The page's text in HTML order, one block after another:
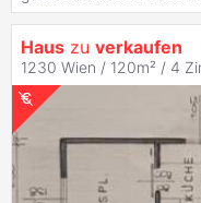
Haus zu verkaufen
1230 Wien / 120m² / 4